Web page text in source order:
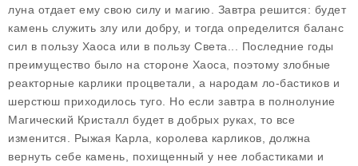
луна отдает ему свою силу и магию. Завтра решится: будет
камень служить злу или добру, и тогда определится баланс
сил в пользу Хаоса или в пользу Света... Последние годы
преимущество было на стороне Хаоса, поэтому злобные
реакторные карлики процветали, а народам ло-бастиков и
шерстюш приходилось туго. Но если завтра в полнолуние
Магический Кристалл будет в добрых руках, то все
изменится. Рыжая Карла, королева карликов, должна
вернуть себе камень, похищенный у нее лобастиками и